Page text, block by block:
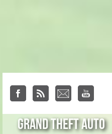
Grand Theft Auto